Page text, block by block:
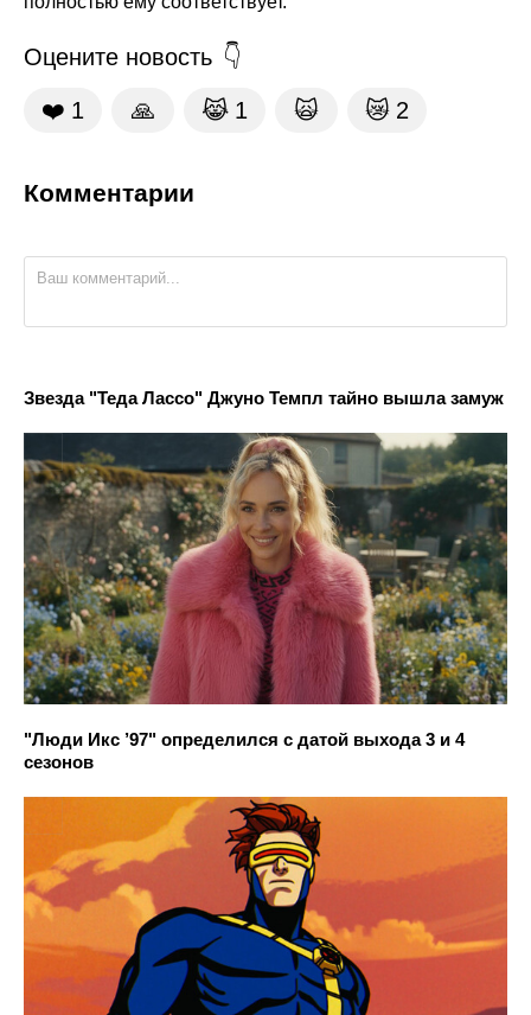
Оцените новость
❤️ 1 🙏 😹 1 🙀 😿 2
Комментарии
Звезда "Теда Лассо" Джуно Темпл тайно вышла замуж
"Люди Икс ’97" определился с датой выхода 3 и 4
сезонов